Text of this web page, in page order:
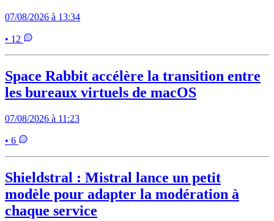
07/08/2026 à 13:34
• 12
Space Rabbit accélère la transition entre
les bureaux virtuels de macOS
07/08/2026 à 11:23
• 6
Shieldstral : Mistral lance un petit
modèle pour adapter la modération à
chaque service